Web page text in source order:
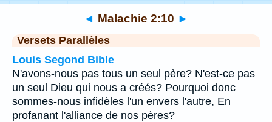
◄ Malachie 2:10 ►
Versets Parallèles
Louis Segond Bible
N'avons-nous pas tous un seul père? N'est-ce pas
un seul Dieu qui nous a créés? Pourquoi donc
sommes-nous infidèles l'un envers l'autre, En
profanant l'alliance de nos pères?